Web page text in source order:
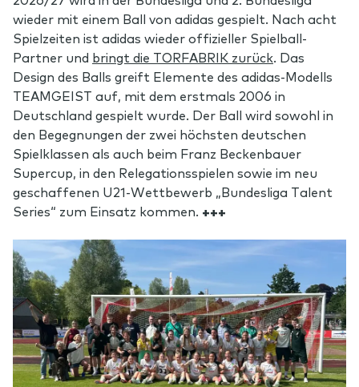
wieder mit einem Ball von adidas gespielt. Nach acht
Spielzeiten ist adidas wieder offizieller Spielball-
Partner und bringt die TORFABRIK zurück. Das
Design des Balls greift Elemente des adidas-Modells
TEAMGEIST auf, mit dem erstmals 2006 in
Deutschland gespielt wurde. Der Ball wird sowohl in
den Begegnungen der zwei höchsten deutschen
Spielklassen als auch beim Franz Beckenbauer
Supercup, in den Relegationsspielen sowie im neu
geschaffenen U21-Wettbewerb „Bundesliga Talent
Series“ zum Einsatz kommen. +++